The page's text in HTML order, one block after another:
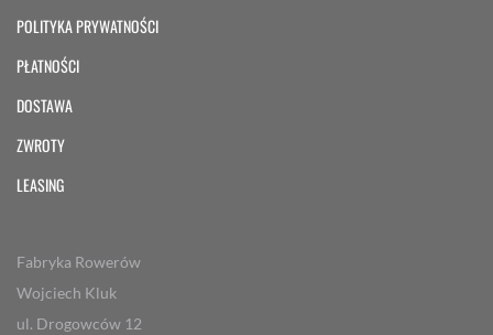
POLITYKA PRYWATNOŚCI
PŁATNOŚCI
DOSTAWA
ZWROTY
LEASING
Fabryka Rowerów
Wojciech Kluk
ul. Drogowców 12